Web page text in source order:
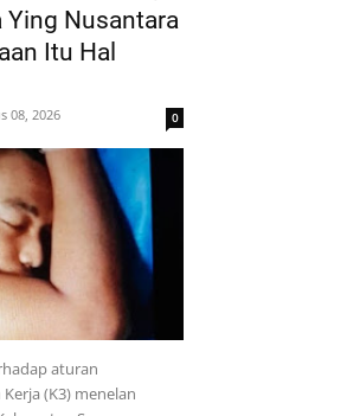
Ying Nusantara
Itu Hal
08, 2026 0
aturan
(K3) menelan